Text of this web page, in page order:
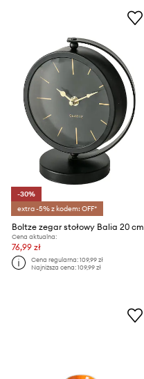
-30%
extra -5% z kodem: OFF*
Boltze zegar stołowy Balia 20 cm
Cena aktualna:
76,99 zł
Cena regularna:109,99 zł
Najniższa cena:109,99 zł